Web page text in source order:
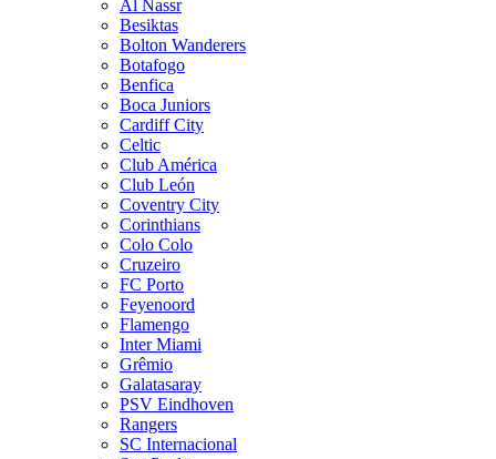
Al Nassr
Besiktas
Bolton Wanderers
Botafogo
Benfica
Boca Juniors
Cardiff City
Celtic
Club América
Club León
Coventry City
Corinthians
Colo Colo
Cruzeiro
FC Porto
Feyenoord
Flamengo
Inter Miami
Grêmio
Galatasaray
PSV Eindhoven
Rangers
SC Internacional